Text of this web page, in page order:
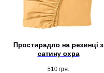
Простирадло на резинці з
сатину охра
510 грн.